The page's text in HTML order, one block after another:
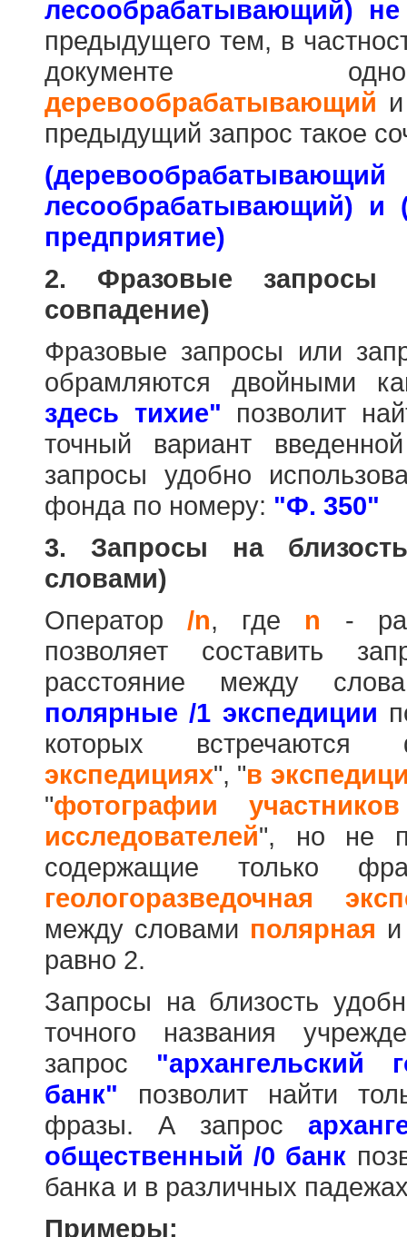
лесообрабатывающий) не
предыдущего тем, в
документе
деревообрабатывающий
предыдущий запрос такое
лесообрабатывающий) и
предприятие)
2. Фразовые запросы
совпадение)
Фразовые запросы или
обрамляются двойными
здесь тихие" позволит
точный вариант
запросы удобно
фонда по номеру: "Ф. 350"
3. Запросы на
словами)
Оператор/n, где n -
позволяет составить
расстояние между
полярные /1 экспедиции
которых
экспедициях", "в
"фотографии
исследователей", но не
содержащие только
геологоразведочная
между словами полярная
равно 2.
Запросы на близость
точного названия
запрос "архангельский
банк" позволит найти
фразы. А запрос
общественный /0 банк
банка и в различных
Примеры: